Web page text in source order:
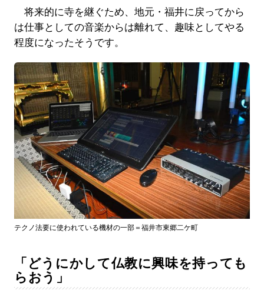
将来的に寺を継ぐため、地元・福井に戻ってから
は仕事としての音楽からは離れて、趣味としてやる
程度になったそうです。
テクノ法要に使われている機材の一部＝福井市東郷二ケ町
「どうにかして仏教に興味を持っても
らおう」